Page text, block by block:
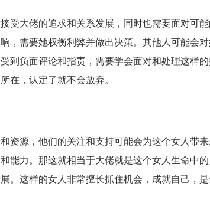
大佬的追求和关系发展，同时也需要面对可能
，需要她权衡利弊并做出决策。其他人可能会
到负面评论和指责，需要学会面对和处理这样
在，认定了就不会放弃。
源，他们的关注和支持可能会为这个女人带来
能力。那这就相当于大佬就是这个女人生命中
。这样的女人非常擅长抓住机会，成就自己，是